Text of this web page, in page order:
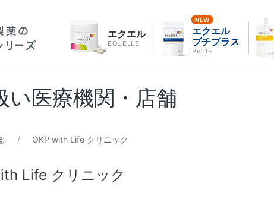
エクエル
EQUELLE
エクエル
プチプラス
Petit+
い医療機関・店舗
OKP with Life クリニック
Life クリニック